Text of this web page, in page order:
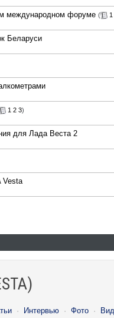
международном форуме ( 1
Беларуси
1 2 3)
для Лада Веста 2
Vesta
· Интервью · Фото ·